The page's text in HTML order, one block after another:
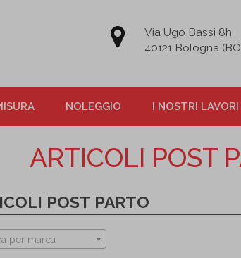
Via Ugo Bassi 8h
40121 Bologna
NOLEGGIO I NOSTRI LAVORI
ARTICOLI POST
POST PARTO
per marca